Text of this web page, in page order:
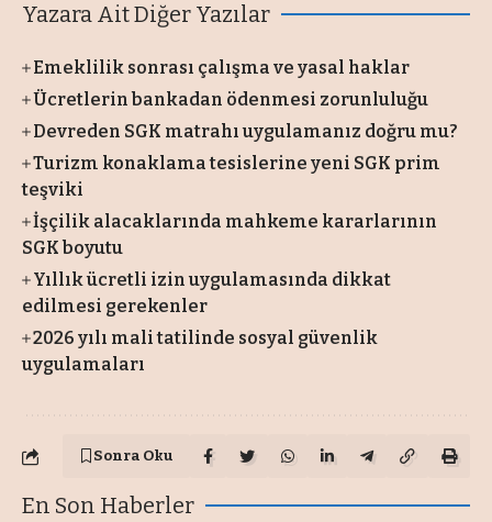
Yazara Ait Diğer Yazılar
Emeklilik sonrası çalışma ve yasal haklar
Ücretlerin bankadan ödenmesi zorunluluğu
Devreden SGK matrahı uygulamanız doğru mu?
Turizm konaklama tesislerine yeni SGK prim
teşviki
İşçilik alacaklarında mahkeme kararlarının
SGK boyutu
Yıllık ücretli izin uygulamasında dikkat
edilmesi gerekenler
2026 yılı mali tatilinde sosyal güvenlik
uygulamaları
Sonra Oku
En Son Haberler